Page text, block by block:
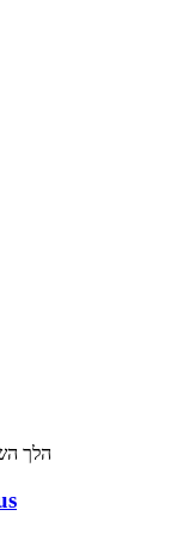
הלך השנ”צ 6.2.22 –